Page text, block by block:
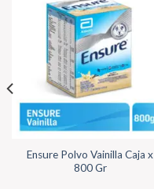
Ensure Polvo Vainilla Caja x
800 Gr